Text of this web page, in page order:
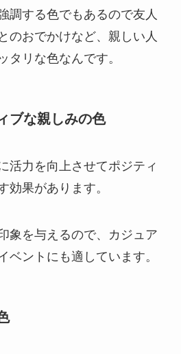
調する色でもあるので友人
のおでかけなど、親しい人
タリな色なんです。
ブな親しみの色
活力を向上させてポジティ
効果があります。
象を与えるので、カジュア
ベントにも適しています。